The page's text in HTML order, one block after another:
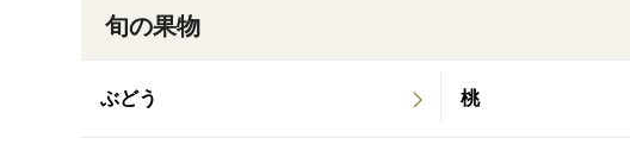
旬の果物
ぶどう 桃